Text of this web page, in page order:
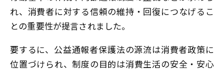
れ、消費者に対する信頼の維持・回復につなげるこ
との重要性が提言されました。
要するに、公益通報者保護法の源流は消費者政策に
位置づけられ、制度の目的は消費生活の安全・安心